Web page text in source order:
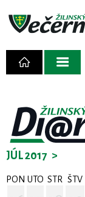
JÚL 2017 >
PON UTO STR ŠTV